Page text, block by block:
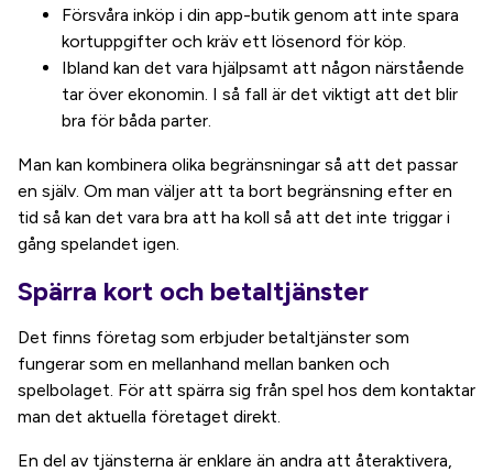
Försvåra inköp i din app-butik genom att inte spara
kortuppgifter och kräv ett lösenord för köp.
Ibland kan det vara hjälpsamt att någon närstående
tar över ekonomin. I så fall är det viktigt att det blir
bra för båda parter.
Man kan kombinera olika begränsningar så att det passar
en själv. Om man väljer att ta bort begränsning efter en
tid så kan det vara bra att ha koll så att det inte triggar i
gång spelandet igen.
Spärra kort och betaltjänster
Det finns företag som erbjuder betaltjänster som
fungerar som en mellanhand mellan banken och
spelbolaget. För att spärra sig från spel hos dem kontaktar
man det aktuella företaget direkt.
En del av tjänsterna är enklare än andra att återaktivera,